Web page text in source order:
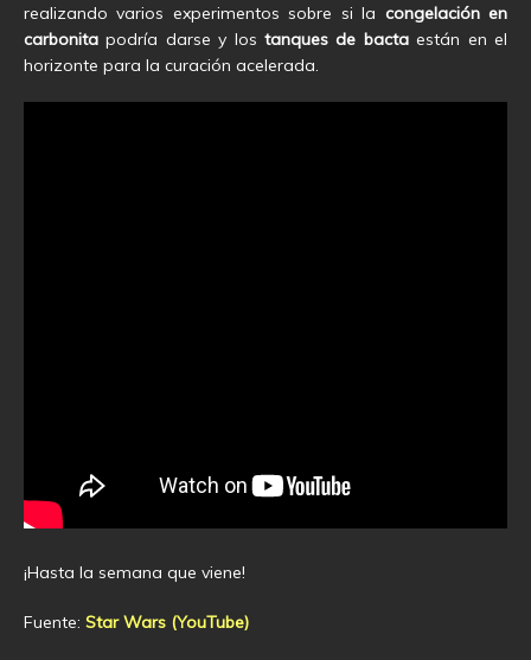
realizando varios experimentos sobre si la congelación en
carbonita podría darse y los tanques de bactaestán en el
horizonte para la curación acelerada.
¡Hasta la semana que viene!
Fuente: Star Wars (YouTube)